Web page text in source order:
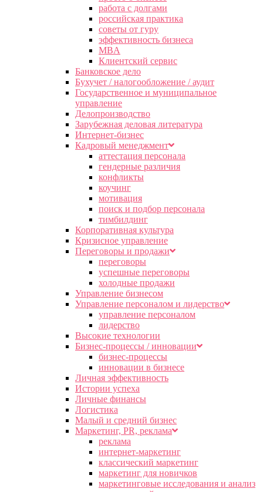
работа с долгами
российская практика
советы от гуру
эффективность бизнеса
MBA
Клиентский сервис
Банковское дело
Бухучет / налогообложение / аудит
Государственное и муниципальное
управление
Делопроизводство
Зарубежная деловая литература
Интернет-бизнес
Кадровый менеджмент
аттестация персонала
гендерные различия
конфликты
коучинг
мотивация
поиск и подбор персонала
тимбилдинг
Корпоративная культура
Кризисное управление
Переговоры и продажи
переговоры
успешные переговоры
холодные продажи
Управление бизнесом
Управление персоналом и лидерство
управление персоналом
лидерство
Высокие технологии
Бизнес-процессы / инновации
бизнес-процессы
инновации в бизнесе
Личная эффективность
Истории успеха
Личные финансы
Логистика
Малый и средний бизнес
Маркетинг, PR, реклама
реклама
интернет-маркетинг
классический маркетинг
маркетинг для новичков
маркетинговые исследования и анализ